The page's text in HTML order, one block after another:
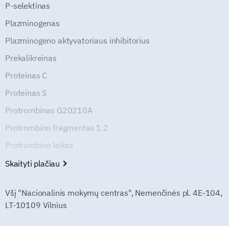
P-selektinas
Plazminogenas
Plazminogeno aktyvatoriaus inhibitorius
Prekalikreinas
Proteinas C
Proteinas S
Protrombinas G20210A
Protrombino fragmentas 1.2
Protrombino laikas
Skaityti plačiau
Všį "Nacionalinis mokymų centras", Nemenčinės pl. 4E-104,
LT-10109 Vilnius